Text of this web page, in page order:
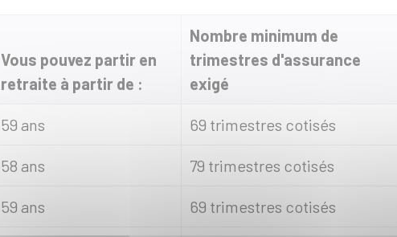
Vous pouvez partir en
retraite à partir de :
Nombre minimum de
trimestres d'assurance
exigé
59 ans 69 trimestres cotisés
58 ans 79 trimestres cotisés
59 ans 69 trimestres cotisés